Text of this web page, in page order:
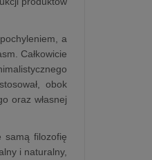
a
Całkowicie
obok
oraz własnej
samą filozofię
i naturalny,